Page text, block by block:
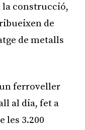
la construcció,
de
de metalls
un ferroveller
al dia, fet a
les 3.200